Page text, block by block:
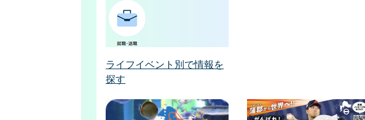
ライフイベント別で情報を
探す